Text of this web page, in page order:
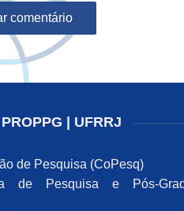
| UFRRJ
de Pesquisa (CoPesq)
de Pesquisa e Pós-